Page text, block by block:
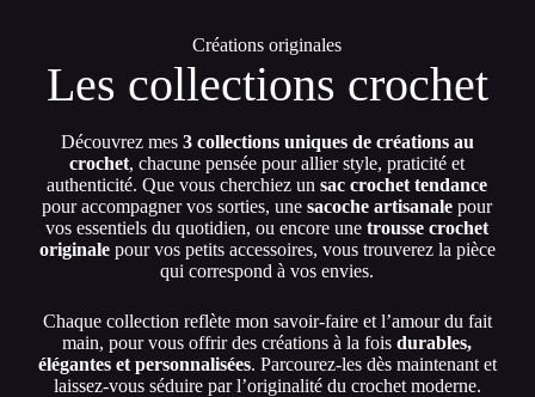
Créations originales
Les collections crochet
Découvrez mes 3 collections uniques de créations au
crochet, chacune pensée pour allier style, praticité et
authenticité. Que vous cherchiez unsac crochet tendance
pour accompagner vos sorties, unesacoche artisanale pour
vos essentiels du quotidien, ou encore unetrousse crochet
originalepour vos petits accessoires, vous trouverez la pièce
qui correspond à vos envies.
Chaque collection reflète mon savoir-faire et l’amour du fait
main, pour vous offrir des créations à la foisdurables,
élégantes et personnalisées. Parcourez-les dès maintenant et
laissez-vous séduire par l’originalité du crochet moderne.